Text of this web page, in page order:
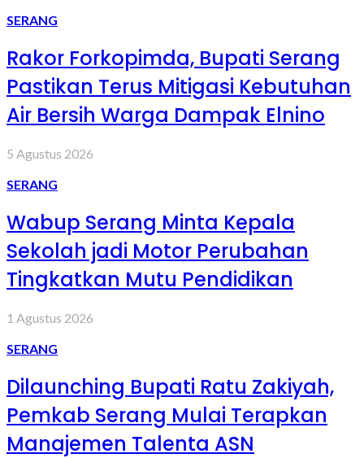
SERANG
Rakor Forkopimda, Bupati Serang
Pastikan Terus Mitigasi Kebutuhan
Air Bersih Warga Dampak Elnino
5 Agustus 2026
SERANG
Wabup Serang Minta Kepala
Sekolah jadi Motor Perubahan
Tingkatkan Mutu Pendidikan
1 Agustus 2026
SERANG
Dilaunching Bupati Ratu Zakiyah,
Pemkab Serang Mulai Terapkan
Manajemen Talenta ASN